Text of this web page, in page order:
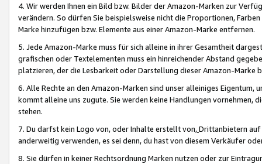
4. Wir werden Ihnen ein Bild bzw. Bilder der Amazon-Marken zur
verändern. So dürfen Sie beispielsweise nicht die Proportionen,
Marke hinzufügen bzw. Elemente aus einer Amazon-Marke entfernen.
5. Jede Amazon-Marke muss für sich alleine in ihrer Gesamtheit
grafischen oder Textelementen muss ein hinreichender Abstand
platzieren, der die Lesbarkeit oder Darstellung dieser Amazon-Marke
6. Alle Rechte an den Amazon-Marken sind unser alleiniges
kommt alleine uns zugute. Sie werden keine Handlungen vornehmen,
stehen.
7. Du darfst kein Logo von, oder Inhalte erstellt von,Drittanbietern auf
anderweitig verwenden, es sei denn, du hast von diesem Verkäufer
8. Sie dürfen in keiner Rechtsordnung Marken nutzen oder zur